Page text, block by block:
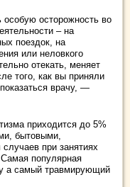
осторожность во
– на
поездок, на
или неловкого
отекать, меняет
того, как вы приняли
врачу, —
приходится до 5%
бытовыми,
при занятиях
популярная
а самый травмирующий